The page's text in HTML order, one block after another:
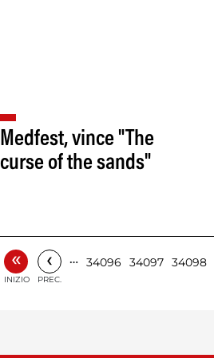
Medfest, vince "The
curse of the sands‏"
«
INIZIO
‹
PREC.
… 34096 34097 34098